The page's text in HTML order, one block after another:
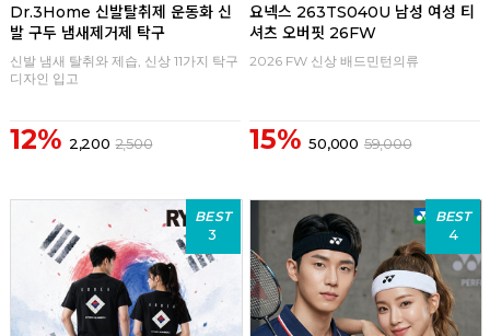
Dr.3Home 신발탈취제 운동화 신
발 구두 냄새제거제 탁구
신발 냄새 탈취와 제습, 신상 11가지 탁구
디자인 입고
12% 2,200 2,500
요넥스 263TS040U 남성 여성 티
셔츠 오버핏 26FW
2026 FW 신상 배드민턴의류
15% 50,000 59,000
BEST
3
BEST
4